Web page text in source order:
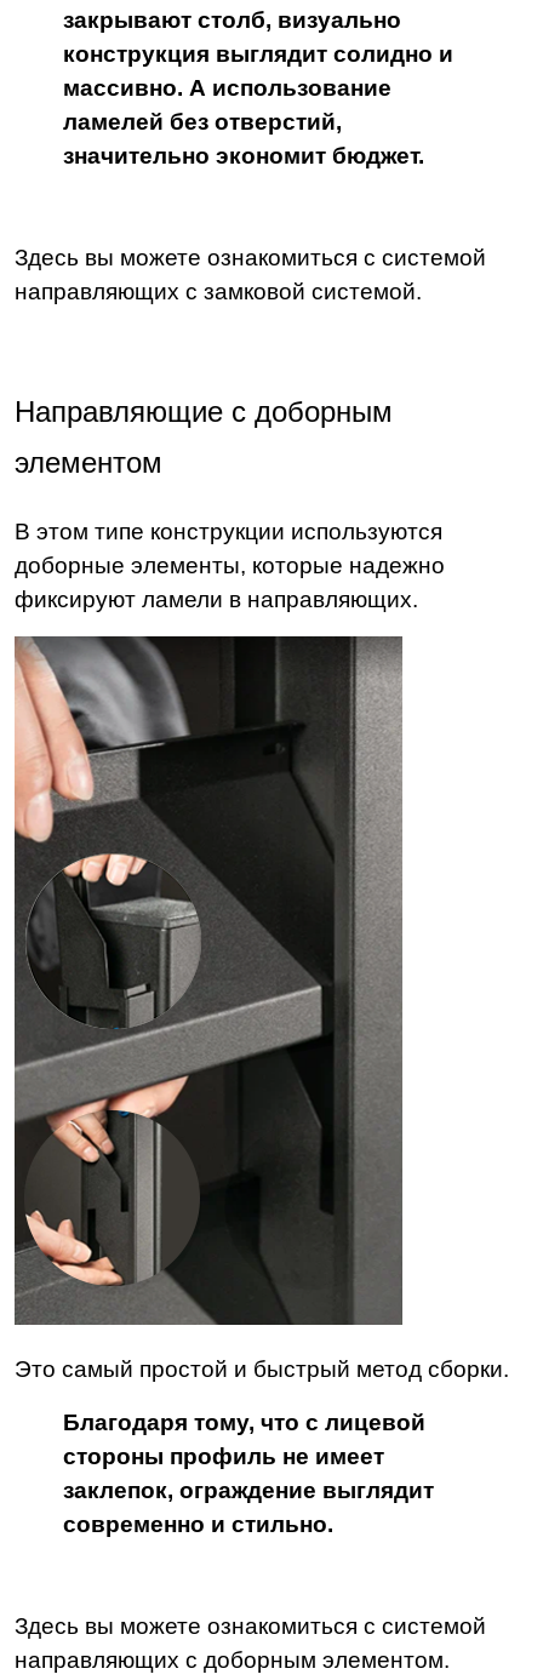
закрывают столб, визуально
конструкция выглядит солидно и
массивно. А использование
ламелей без отверстий,
значительно экономит бюджет.
Здесь вы можете ознакомиться с системой
направляющих с замковой системой.
Направляющие с доборным
элементом
В этом типе конструкции используются
доборные элементы, которые надежно
фиксируют ламели в направляющих.
Это самый простой и быстрый метод сборки.
Благодаря тому, что с лицевой
стороны профиль не имеет
заклепок, ограждение выглядит
современно и стильно.
Здесь вы можете ознакомиться с системой
направляющих с доборным элементом.